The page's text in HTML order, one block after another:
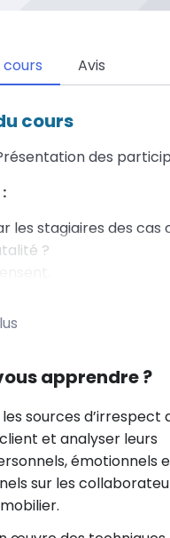
cours Avis
cours
des
les stagiaires des cas
?
et mise en
des impacts
du mal être
personnel.
sur les capacités à
et régulation des
ce qu’on aimerait
à l’action :
apprendre ?
sources d’irrespect
et analyser leurs
émotionnels
sur les